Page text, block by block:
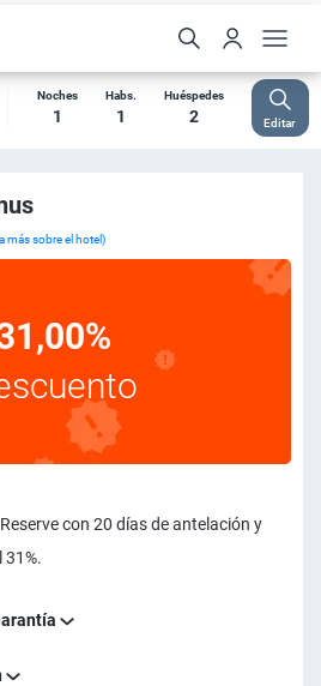
Noches
1
Habs.
1
Huéspedes
2 Editar
más sobre el hotel)
con 20 días de antelación y
31%.